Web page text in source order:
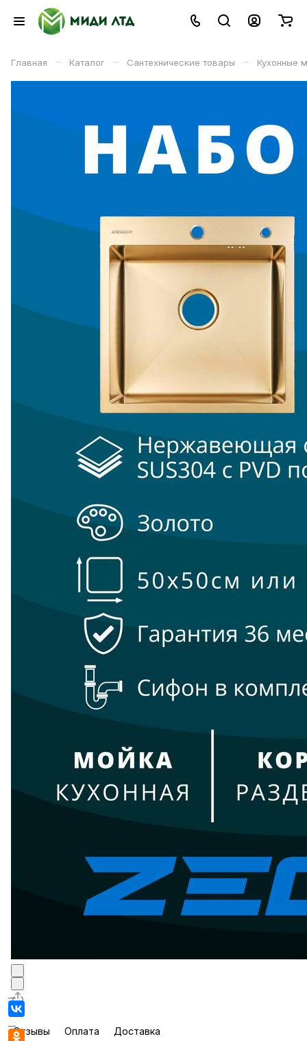
Главная – Каталог – Сантехнические товары – Кухонные
Отзывы Оплата Доставка